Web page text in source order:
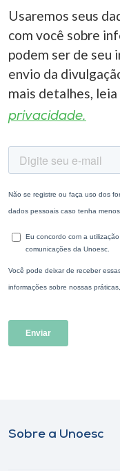
Usaremos seus
com você sobre
podem ser de seu
envio da
mais detalhes, leia
privacidade.
Sobre a Unoesc